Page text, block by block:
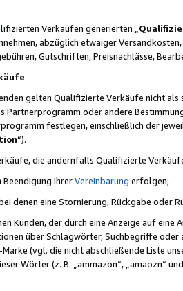
Verkäufen generierten „
abzüglich etwaiger
Gutschriften, Preisnachlässe,
gelten Qualifizierte Verkäufe nicht
Partnerprogramm oder andere
festlegen, einschließlich der
“).
die andernfalls Qualifizierte
Beendigung IhrerVereinbarung erfolgen;
denen eine Stornierung, Rückgabe oder
Kunden, der durch eine Anzeige auf
über Schlagwörter, Suchbegriffe
(vgl. die nicht abschließende Liste
Wörter (z. B. „ammazon“, „amaozn“